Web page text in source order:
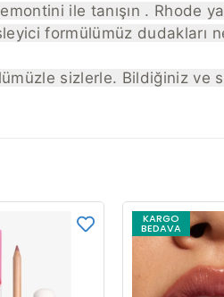
ile tanışın . Rhode
formülümüz dudakları
sizlerle. Bildiğiniz ve
KARGO
BEDAVA